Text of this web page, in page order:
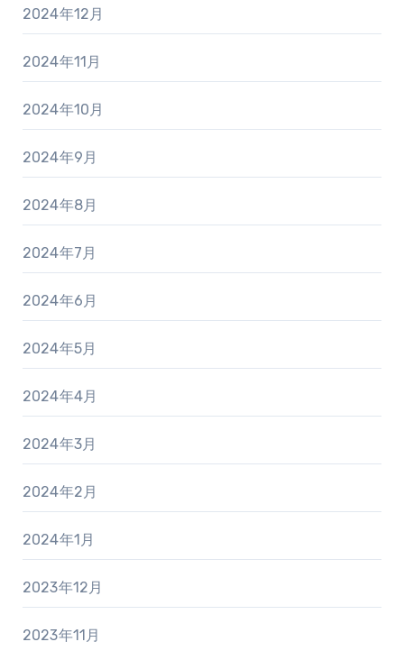
2024年12月
2024年11月
2024年10月
2024年9月
2024年8月
2024年7月
2024年6月
2024年5月
2024年4月
2024年3月
2024年2月
2024年1月
2023年12月
2023年11月